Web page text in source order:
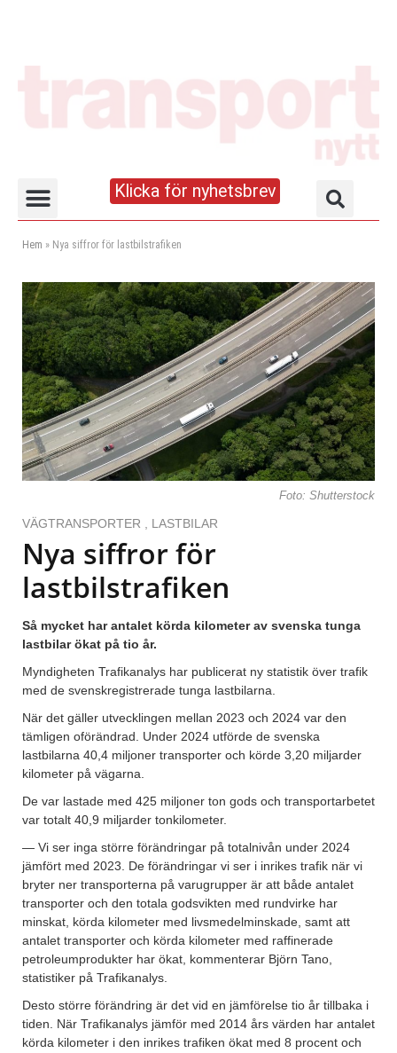
Klicka för nyhetsbrev
Hem » Nya siffror för lastbilstrafiken
Foto: Shutterstock
VÄGTRANSPORTER LASTBILAR
Nya siffror för
lastbilstrafiken
Så mycket har antalet körda kilometer av svenska tunga
lastbilar ökat på tio år.
Myndigheten Trafikanalys har publicerat ny statistik över trafik
med de svenskregistrerade tunga lastbilarna.
När det gäller utvecklingen mellan 2023 och 2024 var den
tämligen oförändrad. Under 2024 utförde de svenska
lastbilarna 40,4 miljoner transporter och körde 3,20 miljarder
kilometer på vägarna.
De var lastade med 425 miljoner ton gods och transportarbetet
var totalt 40,9 miljarder tonkilometer.
— Vi ser inga större förändringar på totalnivån under 2024
jämfört med 2023. De förändringar vi ser i inrikes trafik när vi
bryter ner transporterna på varugrupper är att både antalet
transporter och den totala godsvikten med rundvirke har
minskat, körda kilometer med livsmedelminskade, samt att
antalet transporter och körda kilometer med raffinerade
petroleumprodukter har ökat, kommenterar Björn Tano,
statistiker på Trafikanalys.
Desto större förändring är det vid en jämförelse tio år tillbaka i
tiden. När Trafikanalys jämför med 2014 års värden har antalet
körda kilometer i den inrikes trafiken ökat med 8 procent och